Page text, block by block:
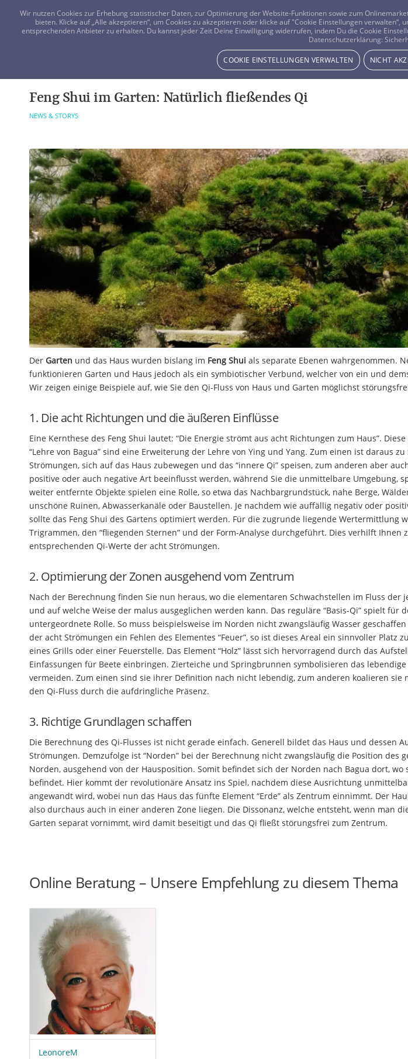
Feng Shui im Garten: Natürlich fließendes Qi
NEWS & STORYS
Der Garten und das Haus wurden bislang im Feng Shui als separate Ebenen wahrgenommen.
funktionieren Garten und Haus jedoch als ein symbiotischer Verbund, welcher von ein und
Wir zeigen einige Beispiele auf, wie Sie den Qi-Fluss von Haus und Garten möglichst
1. Die acht Richtungen und die äußeren Einflüsse
Eine Kernthese des Feng Shui lautet: “Die Energie strömt aus acht Richtungen zum Haus”.
“Lehre von Bagua” sind eine Erweiterung der Lehre von Ying und Yang. Zum einen ist daraus
Strömungen, sich auf das Haus zubewegen und das “innere Qi” speisen, zum anderen aber
positive oder auch negative Art beeinflusst werden, während Sie die unmittelbare Umgebung,
weiter entfernte Objekte spielen eine Rolle, so etwa das Nachbargrundstück, nahe Berge,
unschöne Ruinen, Abwasserkanäle oder Baustellen. Je nachdem wie auffällig negativ oder
sollte das Feng Shui des Gartens optimiert werden. Für die zugrunde liegende Wertermittlung
Trigrammen, den “fliegenden Sternen” und der Form-Analyse durchgeführt. Dies verhilft Ihnen
entsprechenden Qi-Werte der acht Strömungen.
2. Optimierung der Zonen ausgehend vom Zentrum
Nach der Berechnung finden Sie nun heraus, wo die elementaren Schwachstellen im Fluss der
und auf welche Weise der malus ausgeglichen werden kann. Das reguläre “Basis-Qi” spielt für
untergeordnete Rolle. So muss beispielsweise im Norden nicht zwangsläufig Wasser
der acht Strömungen ein Fehlen des Elementes “Feuer”, so ist dieses Areal ein sinnvoller Platz
eines Grills oder einer Feuerstelle. Das Element “Holz” lässt sich hervorragend durch das
Einfassungen für Beete einbringen. Zierteiche und Springbrunnen symbolisieren das lebendige
vermeiden. Zum einen sind sie ihrer Definition nach nicht lebendig, zum anderen koalieren
den Qi-Fluss durch die aufdringliche Präsenz.
3. Richtige Grundlagen schaffen
Die Berechnung des Qi-Flusses ist nicht gerade einfach. Generell bildet das Haus und dessen
Strömungen. Demzufolge ist “Norden” bei der Berechnung nicht zwangsläufig die Position des
Norden, ausgehend von der Hausposition. Somit befindet sich der Norden nach Bagua dort, wo
befindet. Hier kommt der revolutionäre Ansatz ins Spiel, nachdem diese Ausrichtung
angewandt wird, wobei nun das Haus das fünfte Element “Erde” als Zentrum einnimmt. Der
also durchaus auch in einer anderen Zone liegen. Die Dissonanz, welche entsteht, wenn man
Garten separat vornimmt, wird damit beseitigt und das Qi fließt störungsfrei zum Zentrum.
Online Beratung – Unsere Empfehlung zu diesem Thema
LeonoreM
Wir nutzen Cookies zur Erhebung statistischer Daten, zur Optimierung der Website-Funktionen sowie zum
bieten. Klicke auf „Alle akzeptieren“, um Cookies zu akzeptieren oder klicke auf "Cookie Einstellungen
entsprechenden Anbieter zu erhalten. Du kannst jeder Zeit Deine Einwilligung widerrufen, indem Du die Cookie
Datenschutzerklärung:
COOKIE EINSTELLUNGEN VERWALTEN NICHT